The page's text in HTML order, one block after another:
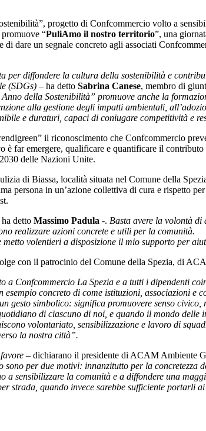
progetto di Confcommercio volto a
“PuliAmo il nostro territorio”, una
di dare un segnale concreto agli associati
per diffondere la cultura della sostenibilità e
(SDGs) – ha detto Sabrina Canese, membro di
della Sostenibilità” promuove anche la
alla gestione degli impatti ambientali,
e duraturi, capaci di coniugare competitività e
il riconoscimento che Confcommercio
è far emergere, qualificare e quantificare il
delle Nazioni Unite.
di Biassa, località situata nel Comune della
persona in un’azione collettiva di cura e rispetto
ha detto Massimo Padula -. Basta avere la volontà
realizzare azioni concrete e utili per la comunità.
volentieri a disposizione il mio supporto per
con il patrocinio del Comune della Spezia, di
a Confcommercio La Spezia e a tutti i dipendenti
esempio concreto di come istituzioni, associazioni
gesto simbolico: significa promuovere senso
di ciascuno di noi, e quando il mondo
volontariato, sensibilizzazione e lavoro di
la nostra città”.
– dichiarano il presidente di ACAM Ambiente
per due motivi: innanzitutto per la
a sensibilizzare la comunità e a diffondere una
strada, quando invece sarebbe sufficiente